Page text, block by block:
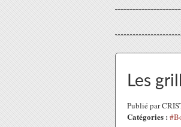
Les
Publié par
Catégories :